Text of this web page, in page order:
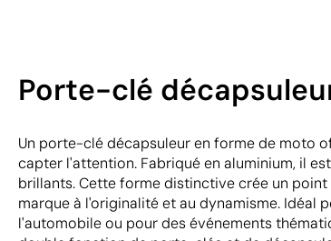
Porte-clé
Un porte-clé décapsuleur en forme de moto
capter l'attention. Fabriqué en aluminium, il
brillants. Cette forme distinctive crée un
marque à l'originalité et au dynamisme. Idéal
l'automobile ou pour des événements